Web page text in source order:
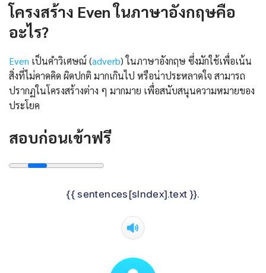
โครงสร้าง Even ในภาษาอังกฤษคือ
อะไร?
Even เป็นคำวิเศษณ์ (adverb) ในภาษาอังกฤษ ซึ่งมักใช้เพื่อเน้น
สิ่งที่ไม่คาดคิด ผิดปกติ มากเกินไป หรือน่าประหลาดใจ สามารถ
ปรากฏในโครงสร้างต่าง ๆ มากมาย เพื่อสนับสนุนความหมายของ
ประโยค
สอบก่อนเข้าฟรี
{{ sentences[sIndex].text }}.